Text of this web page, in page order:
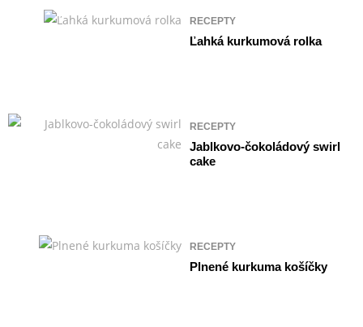
RECEPTY
Ľahká kurkumová rolka
RECEPTY
Jablkovo-čokoládový swirl
cake
RECEPTY
Plnené kurkuma košíčky